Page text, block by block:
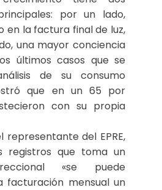
por un lado,
en la factura final de luz,
una mayor conciencia
últimos casos que se
de su consumo
que en un 65 por
con su propia
representante del EPRE,
que toma un
«se puede
facturación mensual un